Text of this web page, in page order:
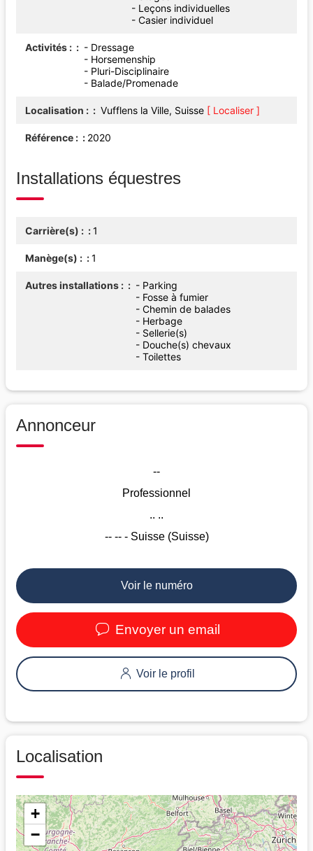
- Leçons individuelles
- Casier individuel
Activités :
- Dressage
- Horsemenship
- Pluri-Disciplinaire
- Balade/Promenade
Localisation : Vufflens la Ville, Suisse [ Localiser ]
Référence : 2020
Installations équestres
Carrière(s) : 1
Manège(s) : 1
Autres installations :
- Parking
- Fosse à fumier
- Chemin de balades
- Herbage
- Sellerie(s)
- Douche(s) chevaux
- Toilettes
Annonceur
--
Professionnel
.. ..
-- -- - Suisse (Suisse)
Voir le numéro
Envoyer un email
Voir le profil
Localisation
+
−